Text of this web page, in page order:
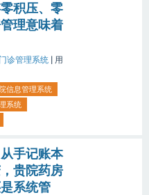
积压、零
理意味着
诊管理系统
用
信息管理系统
系统
手记账本
贵院药房
系统管